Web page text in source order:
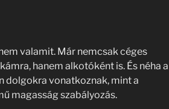
valamit. Már nemcsak céges
hanem alkotóként is. És néha a
dolgokra vonatkoznak, mint a
magasság szabályozás.